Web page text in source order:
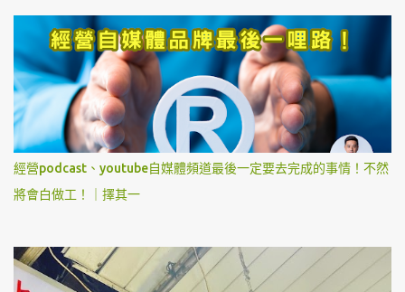
經營podcast、youtube自媒體頻道最後一定要去完成的事情！不然
將會白做工！｜擇其一